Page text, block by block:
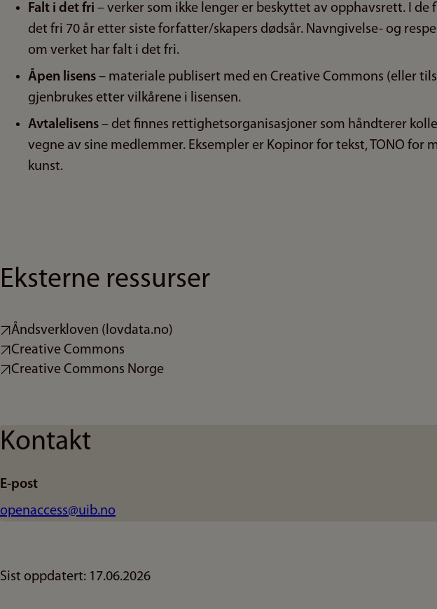
Falt i det fri – verker som ikke lenger er beskyttet av opphavsrett. I de
det fri 70 år etter siste forfatter/skapers dødsår. Navngivelse- og
om verket har falt i det fri.
Åpen lisens – materiale publisert med en Creative Commons (eller
gjenbrukes etter vilkårene i lisensen.
Avtalelisens – det finnes rettighetsorganisasjoner som håndterer
vegne av sine medlemmer. Eksempler er Kopinor for tekst, TONO for
kunst.
Eksterne ressurser
Åndsverkloven (lovdata.no)
Creative Commons
Creative Commons Norge
Kontakt
E-post
openaccess@uib.no
Sist oppdatert: 17.06.2026